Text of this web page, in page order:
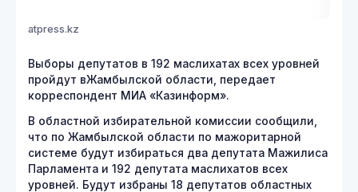
atpress.kz
Выборы депутатов в 192 маслихатах всех уровней
пройдут вЖамбылской области, передает
корреспондент МИА «Казинформ».
В областной избирательной комиссии сообщили,
что по Жамбылской области по мажоритарной
системе будут избираться два депутата Мажилиса
Парламента и 192 депутата маслихатов всех
уровней. Будут избраны 18 депутатов областных